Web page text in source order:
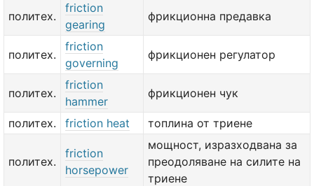
политех.
friction
gearing
фрикционна предавка
политех.
friction
governing
фрикционен регулатор
политех.
friction
hammer
фрикционен чук
политех. friction heat топлина от триене
политех.
friction
horsepower
мощност, изразходвана за
преодоляване на силите на
триене